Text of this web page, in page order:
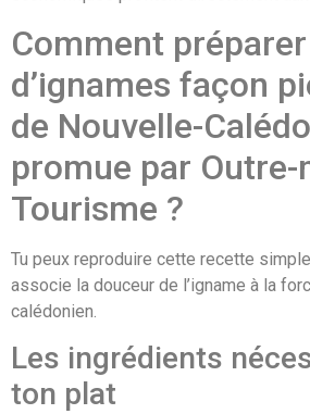
Comment
d’ignames façon
de Nouvelle-
promue par Outre-
Tourisme ?
Tu peux reproduire cette recette
associe la douceur de l’igname à la
calédonien.
Les ingrédients
ton plat